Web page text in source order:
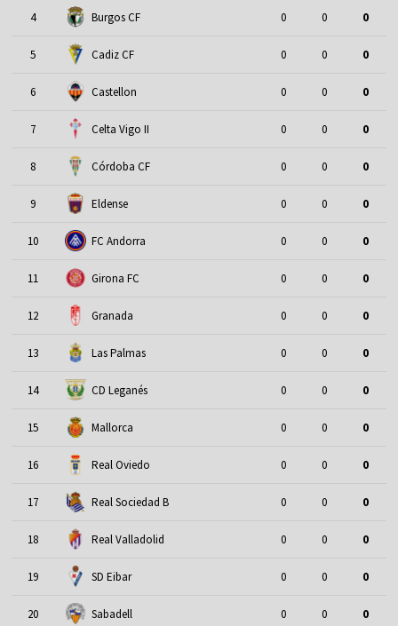
4 Burgos CF 0 0 0
5 Cadiz CF 0 0 0
6 Castellon 0 0 0
7 Celta Vigo II 0 0 0
8 Córdoba CF 0 0 0
9 Eldense 0 0 0
10 FC Andorra 0 0 0
11 Girona FC 0 0 0
12 Granada 0 0 0
13 Las Palmas 0 0 0
14 CD Leganés 0 0 0
15 Mallorca 0 0 0
16 Real Oviedo 0 0 0
17 Real Sociedad B 0 0 0
18 Real Valladolid 0 0 0
19 SD Eibar 0 0 0
20 Sabadell 0 0 0